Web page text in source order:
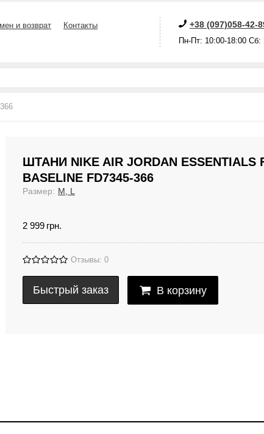
и возврат
Контакты
+38 (097)058-42-
Пн-Пт: 10:00-18:00
ШТАНИ NIKE AIR JORDAN ESSENTIALS
BASELINE FD7345-366
Размер: M, L
2 999 грн.
Отзывы: 0
Быстрый заказ В корзину